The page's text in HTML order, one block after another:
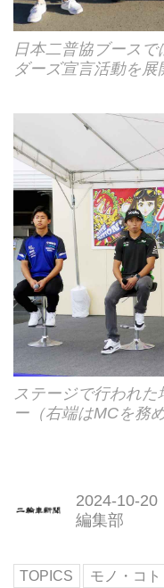
日本二普協ブース
ダーズ宣言活動を展
ステージで行われ
ー（右端はMCを務
2024-10-20
編集部
TOPICS モノ・コト